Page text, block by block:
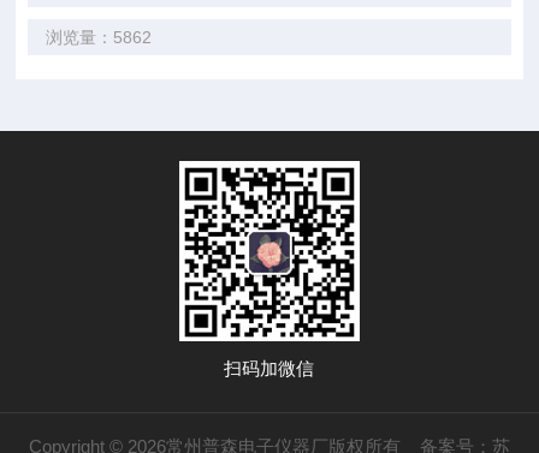
浏览量：5862
扫码加微信
Copyright © 2026常州普森电子仪器厂版权所有 备案号：苏